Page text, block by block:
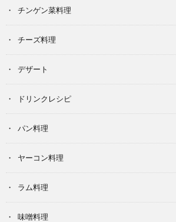
チンゲン菜料理
チーズ料理
デザート
ドリンクレシピ
パン料理
ヤーコン料理
ラム料理
味噌料理